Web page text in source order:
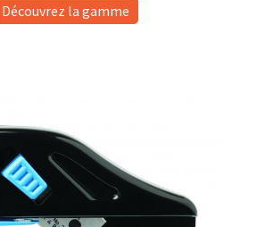
Découvrez la gamme